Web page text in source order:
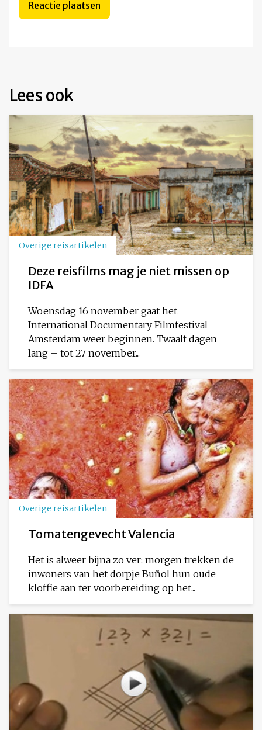
Lees ook
Overige reisartikelen
Deze reisfilms mag je niet missen op
IDFA
Woensdag 16 november gaat het
International Documentary Filmfestival
Amsterdam weer beginnen. Twaalf dagen
lang – tot 27 november...
Overige reisartikelen
Tomatengevecht Valencia
Het is alweer bijna zo ver: morgen trekken de
inwoners van het dorpje Buñol hun oude
kloffie aan ter voorbereiding op het...